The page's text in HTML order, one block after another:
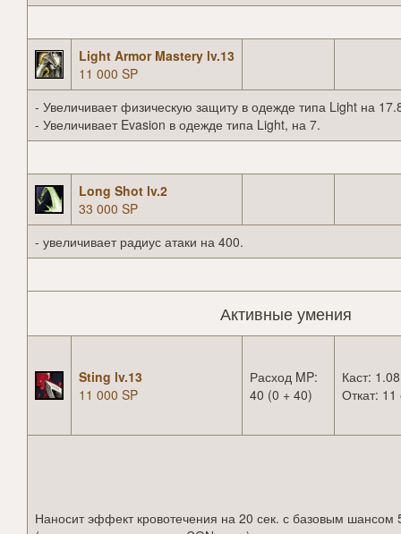
Light Armor Mastery lv.13
11 000 SP
- Увеличивает физическую защиту в одежде типа Light на
- Увеличивает Evasion в одежде типа Light, на 7.
Long Shot lv.2
33 000 SP
- увеличивает радиус атаки на 400.
Активные умения
Sting lv.13
11 000 SP
Расход MP:
40 (0 + 40)
Каст:
Откат: 11
Наносит эффект кровотечения на 20 сек. с базовым шансом